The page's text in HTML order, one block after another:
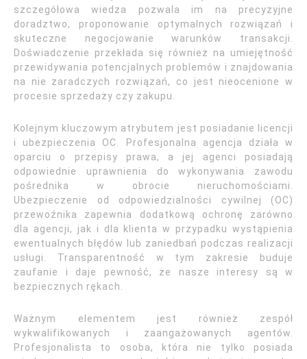
szczegółowa wiedza pozwala im na precyzyjne
doradztwo, proponowanie optymalnych rozwiązań i
skuteczne negocjowanie warunków transakcji.
Doświadczenie przekłada się również na umiejętność
przewidywania potencjalnych problemów i znajdowania
na nie zaradczych rozwiązań, co jest nieocenione w
procesie sprzedaży czy zakupu.
Kolejnym kluczowym atrybutem jest posiadanie licencji
i ubezpieczenia OC. Profesjonalna agencja działa w
oparciu o przepisy prawa, a jej agenci posiadają
odpowiednie uprawnienia do wykonywania zawodu
pośrednika w obrocie nieruchomościami.
Ubezpieczenie od odpowiedzialności cywilnej (OC)
przewoźnika zapewnia dodatkową ochronę zarówno
dla agencji, jak i dla klienta w przypadku wystąpienia
ewentualnych błędów lub zaniedbań podczas realizacji
usługi. Transparentność w tym zakresie buduje
zaufanie i daje pewność, że nasze interesy są w
bezpiecznych rękach.
Ważnym elementem jest również zespół
wykwalifikowanych i zaangażowanych agentów.
Profesjonalista to osoba, która nie tylko posiada